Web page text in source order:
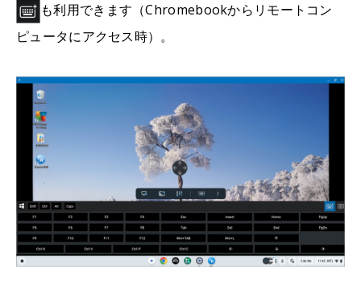
も利用できます（Chromebookからリモートコン
ピュータにアクセス時）。